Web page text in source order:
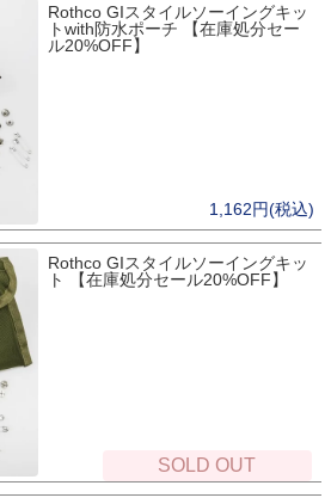
Rothco GIスタイルソーイングキッ
トwith防水ポーチ 【在庫処分セー
ル20%OFF】
1,162円(税込)
Rothco GIスタイルソーイングキッ
ト 【在庫処分セール20%OFF】
SOLD OUT